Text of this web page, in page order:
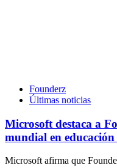
Founderz
Últimas noticias
Microsoft destaca a
mundial en
Microsoft afirma que